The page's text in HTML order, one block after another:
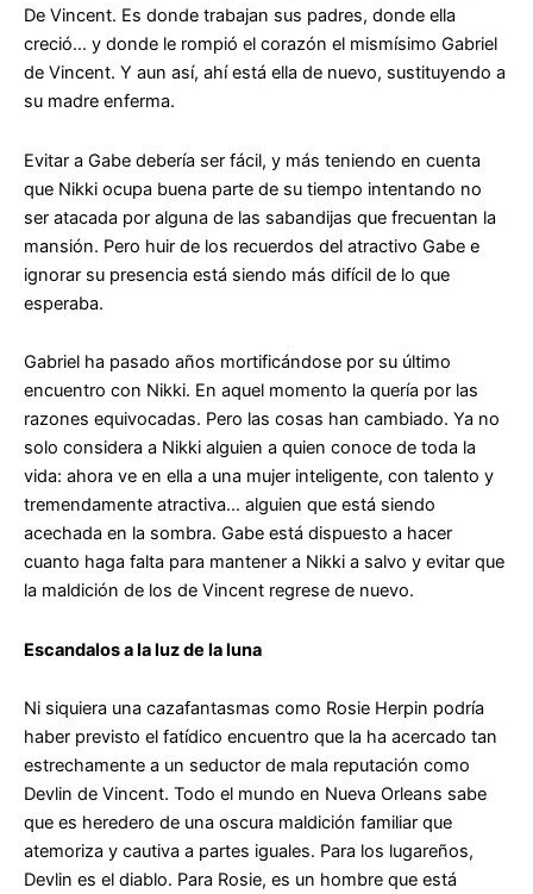
De Vincent. Es donde trabajan sus padres, donde ella
creció… y donde le rompió el corazón el mismísimo Gabriel
de Vincent. Y aun así, ahí está ella de nuevo, sustituyendo a
su madre enferma.
Evitar a Gabe debería ser fácil, y más teniendo en cuenta
que Nikki ocupa buena parte de su tiempo intentando no
ser atacada por alguna de las sabandijas que frecuentan la
mansión. Pero huir de los recuerdos del atractivo Gabe e
ignorar su presencia está siendo más difícil de lo que
esperaba.
Gabriel ha pasado años mortificándose por su último
encuentro con Nikki. En aquel momento la quería por las
razones equivocadas. Pero las cosas han cambiado. Ya no
solo considera a Nikki alguien a quien conoce de toda la
vida: ahora ve en ella a una mujer inteligente, con talento y
tremendamente atractiva… alguien que está siendo
acechada en la sombra. Gabe está dispuesto a hacer
cuanto haga falta para mantener a Nikki a salvo y evitar que
la maldición de los de Vincent regrese de nuevo.
Escandalos a la luz de la luna
Ni siquiera una cazafantasmas como Rosie Herpin podría
haber previsto el fatídico encuentro que la ha acercado tan
estrechamente a un seductor de mala reputación como
Devlin de Vincent. Todo el mundo en Nueva Orleans sabe
que es heredero de una oscura maldición familiar que
atemoriza y cautiva a partes iguales. Para los lugareños,
Devlin es el diablo. Para Rosie, es un hombre que está